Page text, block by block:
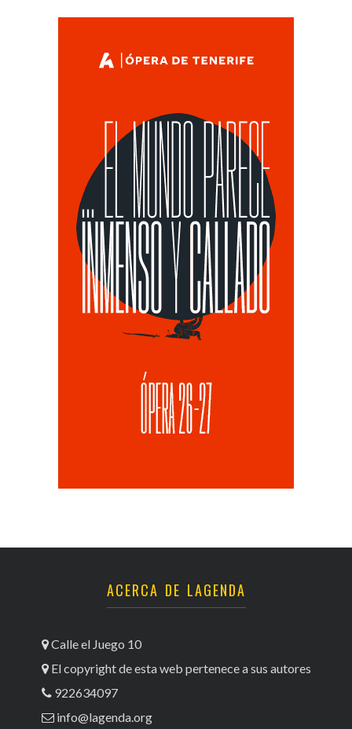
ACERCA DE LAGENDA
Calle el Juego 10
El copyright de esta web pertenece a sus autores
922634097
info@lagenda.org